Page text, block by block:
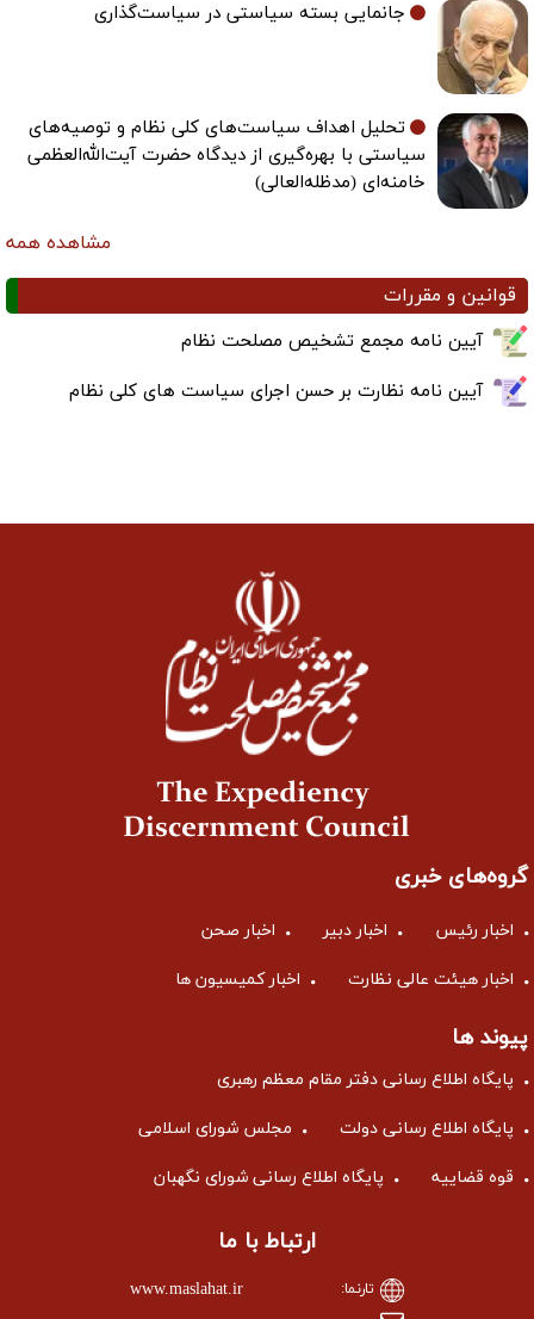
جانمایی بسته سیاستی در سیاست‌گذاری
تحلیل اهداف سیاست‌های کلی نظام و توصیه‌های
سیاستی با بهره‌گیری از دیدگاه حضرت آیت‌الله‌العظمی
خامنه‌ای (مدظله‌العالی)
مشاهده همه
قوانین و مقررات
آیین نامه مجمع تشخیص مصلحت نظام
آیین نامه نظارت بر حسن اجرای سیاست های کلی نظام
گروه‌های خبری
اخبار رئیس اخبار دبیر اخبار صحن
اخبار هیئت عالی نظارت اخبار کمیسیون ها
پیوند ها
پایگاه اطلاع رسانی دفتر مقام معظم رهبری
پایگاه اطلاع رسانی دولت مجلس شورای اسلامی
قوه قضاییه پایگاه اطلاع رسانی شورای نگهبان
ارتباط با ما
تارنما: www.maslahat.ir